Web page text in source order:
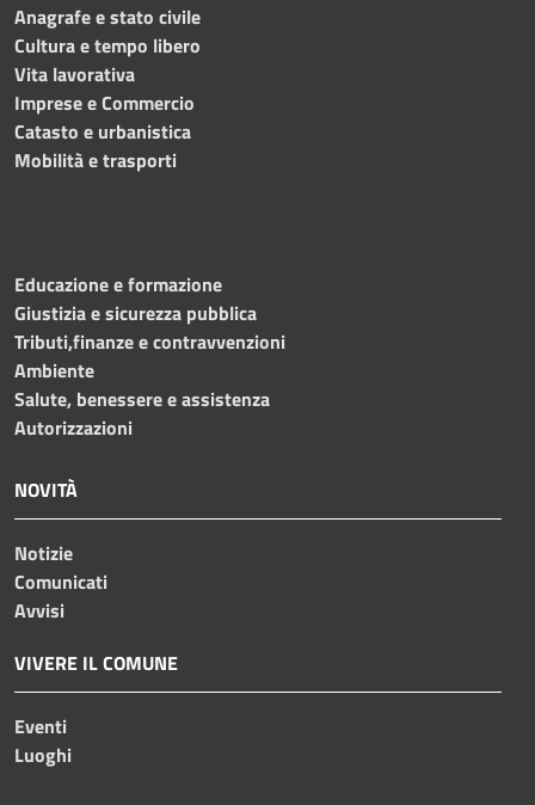
Anagrafe e stato civile
Cultura e tempo libero
Vita lavorativa
Imprese e Commercio
Catasto e urbanistica
Mobilità e trasporti
Educazione e formazione
Giustizia e sicurezza pubblica
Tributi,finanze e contravvenzioni
Ambiente
Salute, benessere e assistenza
Autorizzazioni
NOVITÀ
Notizie
Comunicati
Avvisi
VIVERE IL COMUNE
Eventi
Luoghi